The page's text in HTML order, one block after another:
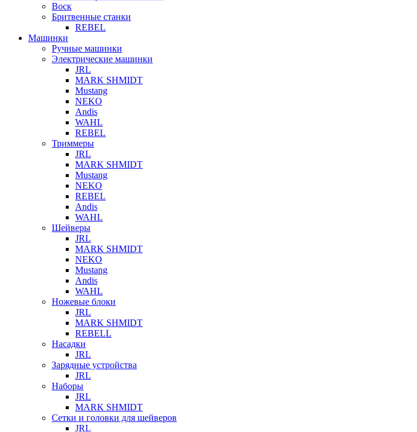
Воск
Бритвенные станки
REBEL
Машинки
Ручные машинки
Электрические машинки
JRL
MARK SHMIDT
Mustang
NEKO
Andis
WAHL
REBEL
Триммеры
JRL
MARK SHMIDT
Mustang
NEKO
REBEL
Andis
WAHL
Шейверы
JRL
MARK SHMIDT
NEKO
Mustang
Andis
WAHL
Ножевые блоки
JRL
MARK SHMIDT
REBELL
Насадки
JRL
Зарядные устройства
JRL
Наборы
JRL
MARK SHMIDT
Сетки и головки для шейверов
JRL